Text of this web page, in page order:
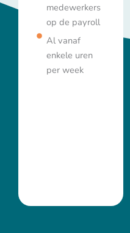
medewerkers
op de payroll
Al vanaf
enkele uren
per week